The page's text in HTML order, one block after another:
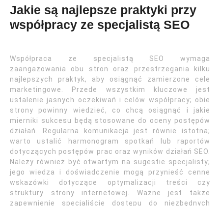
Jakie są najlepsze praktyki przy
współpracy ze specjalistą SEO
Współpraca ze specjalistą SEO wymaga
zaangażowania obu stron oraz przestrzegania kilku
najlepszych praktyk, aby osiągnąć zamierzone cele
marketingowe. Przede wszystkim kluczowe jest
ustalenie jasnych oczekiwań i celów współpracy; obie
strony powinny wiedzieć, co chcą osiągnąć i jakie
mierniki sukcesu będą stosowane do oceny postępów
działań. Regularna komunikacja jest równie istotna;
warto ustalić harmonogram spotkań lub raportów
dotyczących postępów prac oraz wyników działań SEO.
Należy również być otwartym na sugestie specjalisty;
jego wiedza i doświadczenie mogą przynieść cenne
wskazówki dotyczące optymalizacji treści czy
struktury strony internetowej. Ważne jest także
zapewnienie specjaliście dostępu do niezbędnych